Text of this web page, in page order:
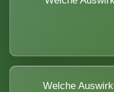
Welche